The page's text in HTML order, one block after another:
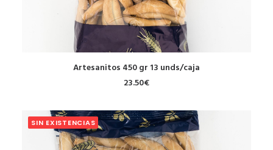
AÑADIR AL CARRITO
Artesanitos 450 gr 13 unds/caja
23.50€
SIN EXISTENCIAS